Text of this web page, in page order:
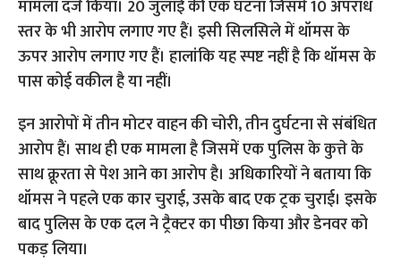
मामला दर्ज किया। 20 जुलाई की एक घटना जिसमें 10 अपराध
स्तर के भी आरोप लगाए गए हैं। इसी सिलसिले में थॉमस के
ऊपर आरोप लगाए गए हैं। हालांकि यह स्पष्ट नहीं है कि थॉमस के
पास कोई वकील है या नहीं।
इन आरोपों में तीन मोटर वाहन की चोरी, तीन दुर्घटना से संबंधित
आरोप हैं। साथ ही एक मामला है जिसमें एक पुलिस के कुत्ते के
साथ क्रूरता से पेश आने का आरोप है। अधिकारियों ने बताया कि
थॉमस ने पहले एक कार चुराई, उसके बाद एक ट्रक चुराई। इसके
बाद पुलिस के एक दल ने ट्रैक्टर का पीछा किया और डेनवर को
पकड़ लिया।